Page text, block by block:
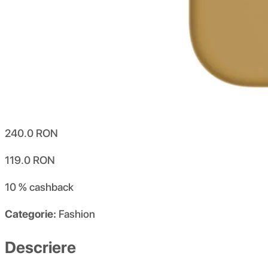
240.0 RON
119.0 RON
10 %cashback
Categorie: Fashion
Descriere